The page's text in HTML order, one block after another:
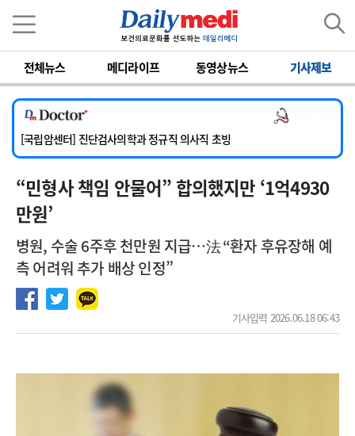
전체뉴스 메디라이프 동영상뉴스 기사제보
[서울아산병원] 2026년 하반기 인턴 모집
[명지병원] 하반기 전공의(인턴) 모집
[국립암센터] 진단검사의학과 정규직 의사직 초빙
[인제대학교해운대백병원] 치과 진료교수 모집 공고
[서울아산병원] 2026년 하반기 인턴 모집
[명지병원] 하반기 전공의(인턴) 모집
“민형사 책임 안물어” 합의했지만 ‘1억4930
만원’
병원, 수술 6주후 천만원 지급…法 “환자 후유장해 예
측 어려워 추가 배상 인정”
기사입력 2026.06.18 06:43